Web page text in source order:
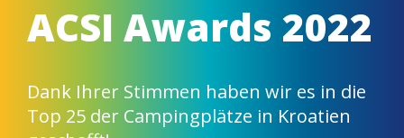
ACSI Awards 2022
Dank Ihrer Stimmen haben wir es in die
Top 25 der Campingplätze in Kroatien